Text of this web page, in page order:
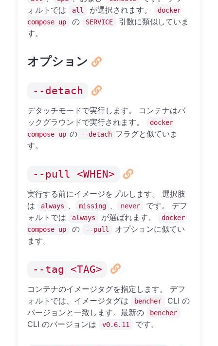
ォルトでは
all が選択されます。
docker
compose up
の SERVICE
引数に類似していま
す。
オプション
--detach
デタッチモードで実行します。 コンテナはバ
ックグラウンドで実行されます。
docker
compose up の --detach フラグと似ていま
す。
--pull <WHEN>
実行する前にイメージをプルします。 選択肢
は
always missing never
です。 デフ
ォルトでは
always が選ばれます。
docker
compose up
の --pull
オプションに似てい
ます。
--tag <TAG>
コンテナのイメージタグを指定します。 デフ
ォルトでは、イメージタグは
bencher
CLI の
バージョンと一致します。最新の
bencher
CLI のバージョンは v0.6.11 です。